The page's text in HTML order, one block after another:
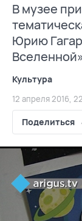
В музее
Юрию
Культура
12 апреля 2016,
Поделиться